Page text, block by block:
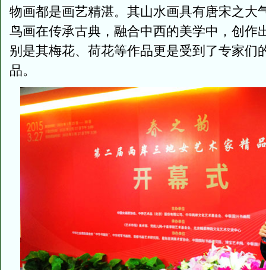
物画都是画艺精湛。其山水画具有唐宋之大
鸟画在传承古典，融合中西的美学中，创作
别是其梅花、荷花等作品更是受到了专家们
品。